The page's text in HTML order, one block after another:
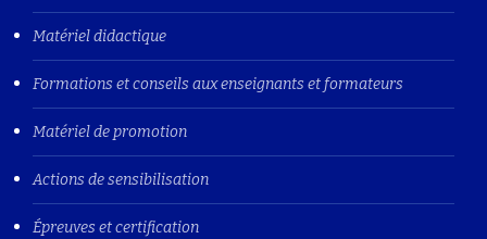
Matériel didactique
Formations et conseils aux enseignants et formateurs
Matériel de promotion
Actions de sensibilisation
Épreuves et certification